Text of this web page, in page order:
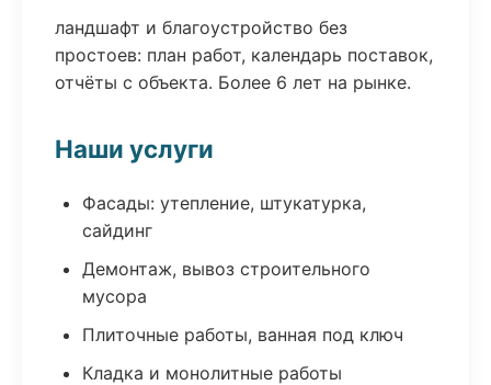
ландшафт и благоустройство без
простоев: план работ, календарь поставок,
отчёты с объекта. Более 6 лет на рынке.
Наши услуги
Фасады: утепление, штукатурка,
сайдинг
Демонтаж, вывоз строительного
мусора
Плиточные работы, ванная под ключ
Кладка и монолитные работы